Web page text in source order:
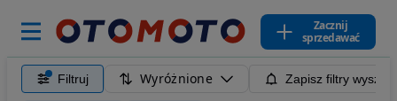
Zacznij
sprzedawać
Filtruj Wyróżnione Zapisz filtry